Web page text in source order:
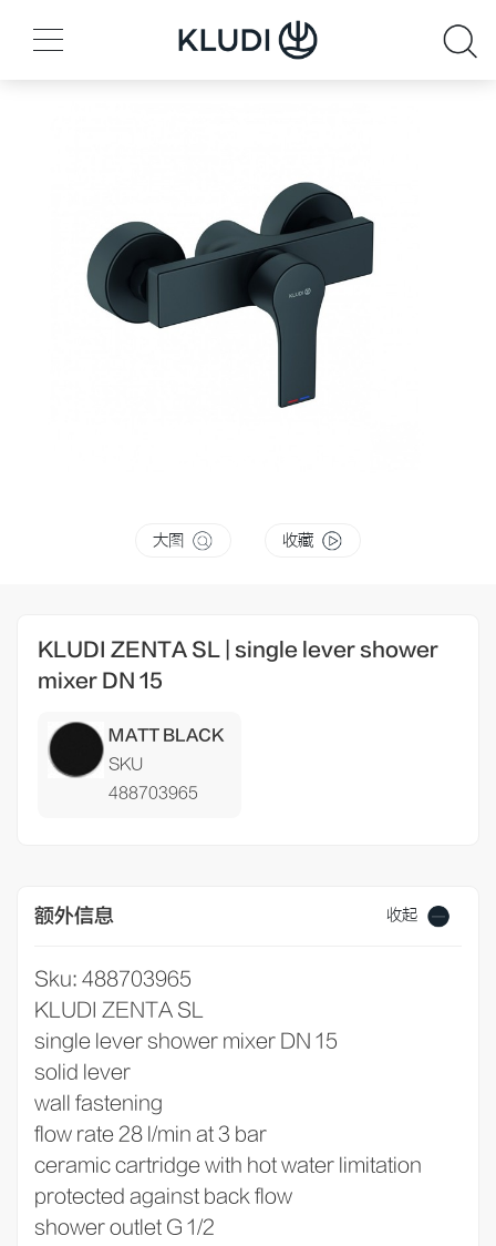
大图 收藏
KLUDI ZENTA SL | single lever shower
mixer DN 15
MATT BLACK
SKU
488703965
额外信息 收起
Sku: 488703965
KLUDI ZENTA SL
single lever shower mixer DN 15
solid lever
wall fastening
flow rate 28 l/min at 3 bar
ceramic cartridge with hot water limitation
protected against back flow
shower outlet G 1/2